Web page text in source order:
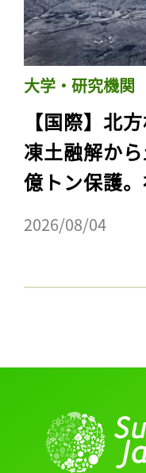
大学・研究機関
【国際】北
凍土融解か
億トン保護
2026/08/04